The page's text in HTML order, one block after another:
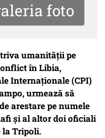
foto
umanităţii pe
în Libia,
Internaţionale (CPI)
urmează să
arestare pe numele
şi al altor doi oficiali
la Tripoli.